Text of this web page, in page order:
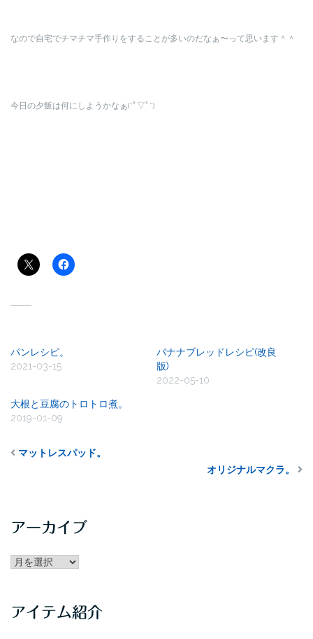
なので自宅でチマチマ手作りをすることが多いのだなぁ〜って思います＾＾
今日の夕飯は何にしようかなぁ(*ﾟ▽ﾟ*)
パンレシピ。
2021-03-15
バナナブレッドレシピ(改良
版)
2022-05-10
大根と豆腐のトロトロ煮。
2019-01-09
マットレスパッド。
オリジナルマクラ。
アーカイブ
アー
ブ
アイテム紹介